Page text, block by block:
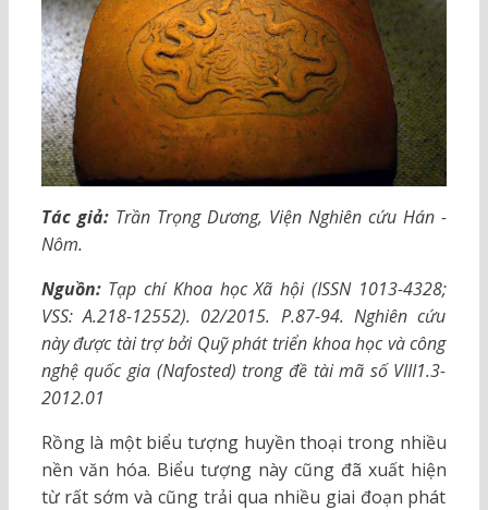
Tác giả:Trần Trọng Dương, Viện Nghiên cứu Hán -
Nôm.
Nguồn:Tạp chí Khoa học Xã hội (ISSN 1013-4328;
VSS: A.218-12552). 02/2015. P.87-94. Nghiên cứu
này được tài trợ bởi Quỹ phát triển khoa học và công
nghệ quốc gia (Nafosted) trong đề tài mã số VIII1.3-
2012.01
Rồng là một biểu tượng huyền thoại trong nhiều
nền văn hóa. Biểu tượng này cũng đã xuất hiện
từ rất sớm và cũng trải qua nhiều giai đoạn phát